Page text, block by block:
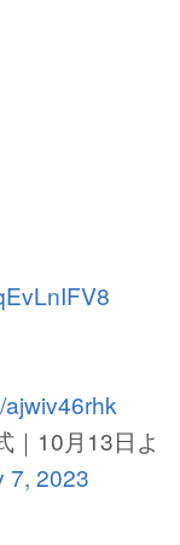
｜10月13日よ
7, 2023